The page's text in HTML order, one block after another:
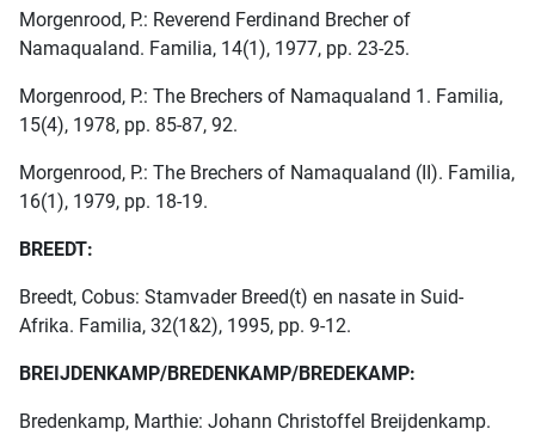
Morgenrood, P.: Reverend Ferdinand Brecher of
Namaqualand. Familia, 14(1), 1977, pp. 23-25.
Morgenrood, P.: The Brechers of Namaqualand 1. Familia,
15(4), 1978, pp. 85-87, 92.
Morgenrood, P.: The Brechers of Namaqualand (II). Familia,
16(1), 1979, pp. 18-19.
BREEDT:
Breedt, Cobus: Stamvader Breed(t) en nasate in Suid-
Afrika. Familia, 32(1&2), 1995, pp. 9-12.
BREIJDENKAMP/BREDENKAMP/BREDEKAMP:
Bredenkamp, Marthie: Johann Christoffel Breijdenkamp.